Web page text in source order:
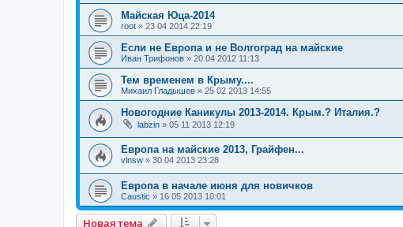
Майская Юца-2014
root » 23 04 2014 22:19
Если не Европа и не Волгоград на майские
Иван Трифонов » 20 04 2012 11:13
Тем временем в Крыму....
Михаил Гладышев » 25 02 2013 14:55
Новогодние Каникулы 2013-2014. Крым.? Италия.?
labzin » 05 11 2013 12:19
Европа на майские 2013, Грайфен...
vlnsw » 30 04 2013 23:28
Европа в начале июня для новичков
Caustic » 16 05 2013 10:01
Новая тема